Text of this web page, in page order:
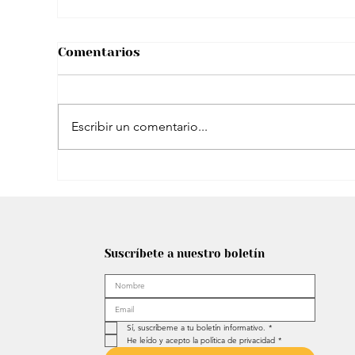
Comentarios
Escribir un comentario...
Suscríbete a nuestro boletín
Sí, suscríbeme a tu boletín informativo. *
He leído y acepto la política de privacidad *